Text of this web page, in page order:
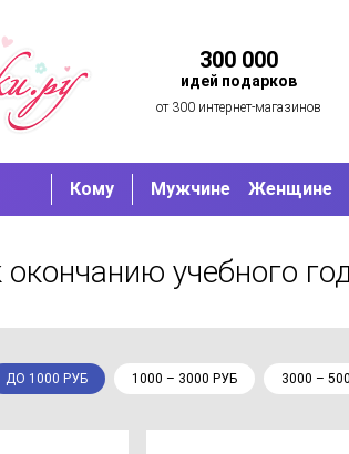
300 000
идей подарков
от 300 интернет-магазинов
Кому Мужчине Женщине
учебного
ДО 1000 РУБ 1000 – 3000 РУБ 3000 –